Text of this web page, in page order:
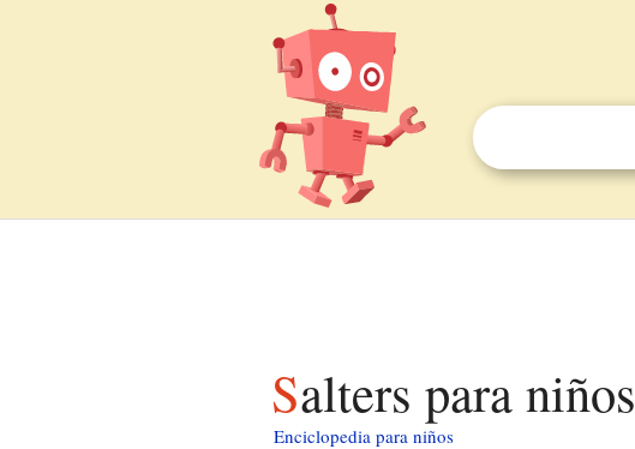
Salters para niños
Enciclopedia para niños